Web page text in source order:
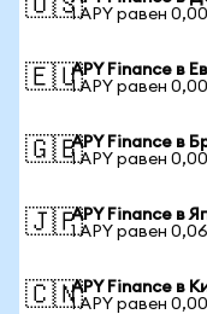
🇺🇸1 APY равен
🇪🇺APY Finance в
1 APY равен
🇬🇧APY Finance в
1 APY равен
🇯🇵APY Finance в
1 APY равен
🇨🇳APY Finance в
1 APY равен